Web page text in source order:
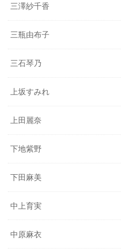
三澤紗千香
三瓶由布子
三石琴乃
上坂すみれ
上田麗奈
下地紫野
下田麻美
中上育実
中原麻衣